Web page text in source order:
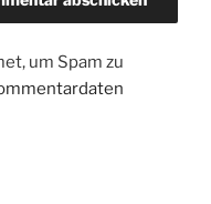
um Spam zu